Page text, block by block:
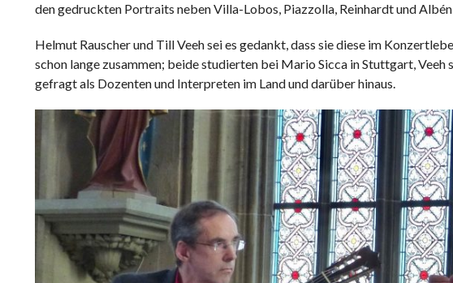
den gedruckten Portraits neben Villa-Lobos, Piazzolla, Reinhardt und
Helmut Rauscher und Till Veeh sei es gedankt, dass sie diese im
schon lange zusammen; beide studierten bei Mario Sicca in Stuttgart, Veeh
gefragt als Dozenten und Interpreten im Land und darüber hinaus.